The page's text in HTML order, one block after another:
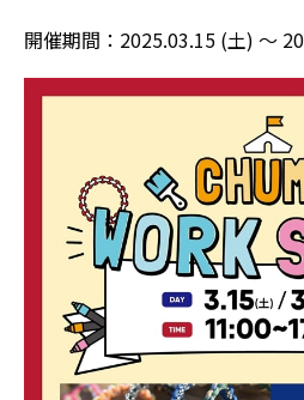
開催期間： 2025.03.15 (土) ～